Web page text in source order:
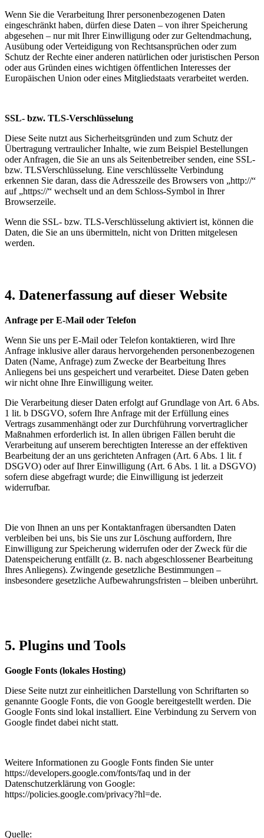
Wenn Sie die Verarbeitung Ihrer personenbezogenen Daten
eingeschränkt haben, dürfen diese Daten – von ihrer Speicherung
abgesehen – nur mit Ihrer Einwilligung oder zur Geltendmachung,
Ausübung oder Verteidigung von Rechtsansprüchen oder zum
Schutz der Rechte einer anderen natürlichen oder juristischen Person
oder aus Gründen eines wichtigen öffentlichen Interesses der
Europäischen Union oder eines Mitgliedstaats verarbeitet werden.
SSL- bzw. TLS-Verschlüsselung
Diese Seite nutzt aus Sicherheitsgründen und zum Schutz der
Übertragung vertraulicher Inhalte, wie zum Beispiel Bestellungen
oder Anfragen, die Sie an uns als Seitenbetreiber senden, eine SSL-
bzw. TLSVerschlüsselung. Eine verschlüsselte Verbindung
erkennen Sie daran, dass die Adresszeile des Browsers von „http://“
auf „https://“ wechselt und an dem Schloss-Symbol in Ihrer
Browserzeile.
Wenn die SSL- bzw. TLS-Verschlüsselung aktiviert ist, können die
Daten, die Sie an uns übermitteln, nicht von Dritten mitgelesen
werden.
4. Datenerfassung auf dieser Website
Anfrage per E-Mail oder Telefon
Wenn Sie uns per E-Mail oder Telefon kontaktieren, wird Ihre
Anfrage inklusive aller daraus hervorgehenden personenbezogenen
Daten (Name, Anfrage) zum Zwecke der Bearbeitung Ihres
Anliegens bei uns gespeichert und verarbeitet. Diese Daten geben
wir nicht ohne Ihre Einwilligung weiter.
Die Verarbeitung dieser Daten erfolgt auf Grundlage von Art. 6 Abs.
1 lit. b DSGVO, sofern Ihre Anfrage mit der Erfüllung eines
Vertrags zusammenhängt oder zur Durchführung vorvertraglicher
Maßnahmen erforderlich ist. In allen übrigen Fällen beruht die
Verarbeitung auf unserem berechtigten Interesse an der effektiven
Bearbeitung der an uns gerichteten Anfragen (Art. 6 Abs. 1 lit. f
DSGVO) oder auf Ihrer Einwilligung (Art. 6 Abs. 1 lit. a DSGVO)
sofern diese abgefragt wurde; die Einwilligung ist jederzeit
widerrufbar.
Die von Ihnen an uns per Kontaktanfragen übersandten Daten
verbleiben bei uns, bis Sie uns zur Löschung auffordern, Ihre
Einwilligung zur Speicherung widerrufen oder der Zweck für die
Datenspeicherung entfällt (z. B. nach abgeschlossener Bearbeitung
Ihres Anliegens). Zwingende gesetzliche Bestimmungen –
insbesondere gesetzliche Aufbewahrungsfristen – bleiben unberührt.
5. Plugins und Tools
Google Fonts (lokales Hosting)
Diese Seite nutzt zur einheitlichen Darstellung von Schriftarten so
genannte Google Fonts, die von Google bereitgestellt werden. Die
Google Fonts sind lokal installiert. Eine Verbindung zu Servern von
Google findet dabei nicht statt.
Weitere Informationen zu Google Fonts finden Sie unter
https://developers.google.com/fonts/faq und in der
Datenschutzerklärung von Google:
https://policies.google.com/privacy?hl=de.
Quelle: